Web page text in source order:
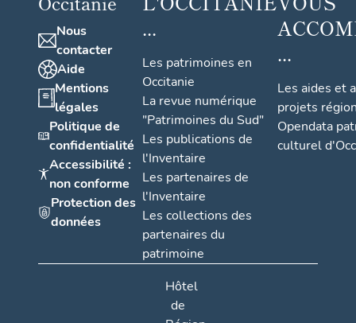
Nous
contacter
Aide
Mentions
légales
Politique de
confidentialité
Accessibilité :
non conforme
Protection des
données
...
Les patrimoines en
Occitanie
La revue numérique
"Patrimoines du Sud"
Les publications de
l'Inventaire
Les partenaires de
l'Inventaire
Les collections des
partenaires du
patrimoine
...
Les aides et
projets
Opendata
culturel
Hôtel
de